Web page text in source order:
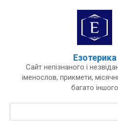
Езотерика
Сайт непізнаного і
іменослов, прикмети,
багато іншого
Пошук: